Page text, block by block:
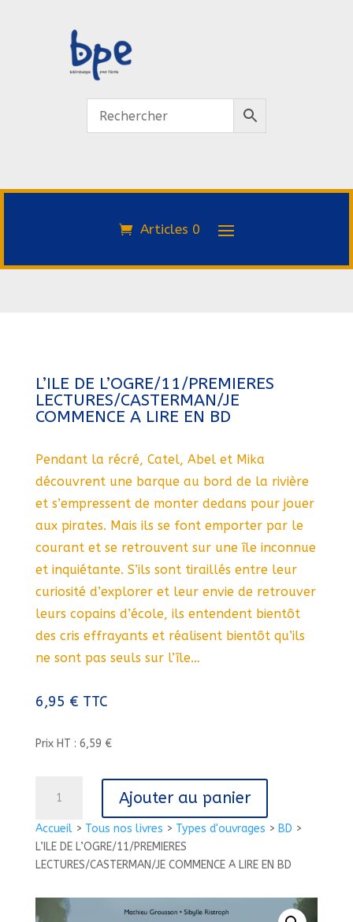
Articles 0
Accueil> Tous nos livres > Types d'ouvrages > BD >
L’ILE DE L’OGRE/11/PREMIERES
LECTURES/CASTERMAN/JE COMMENCE A LIRE EN BD
L’ILE DE L’OGRE/11/PREMIERES
LECTURES/CASTERMAN/JE
COMMENCE A LIRE EN BD
Pendant la récré, Catel, Abel et Mika
découvrent une barque au bord de la rivière
et s’empressent de monter dedans pour jouer
aux pirates. Mais ils se font emporter par le
courant et se retrouvent sur une île inconnue
et inquiétante. S’ils sont tiraillés entre leur
curiosité d’explorer et leur envie de retrouver
leurs copains d’école, ils entendent bientôt
des cris effrayants et réalisent bientôt qu’ils
ne sont pas seuls sur l’île…
6,95 € TTC
Prix HT : 6,59 €
L'ILE
DE
L'OGRE/11/PREMIERES
Ajouter au panier